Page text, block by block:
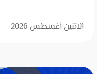
الاثنين أغسطس 2026